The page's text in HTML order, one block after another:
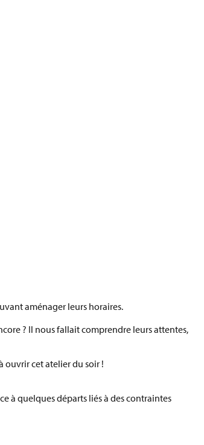
aménager leurs horaires.
? Il nous fallait comprendre leurs attentes,
ouvrir cet atelier du soir !
à quelques départs liés à des contraintes